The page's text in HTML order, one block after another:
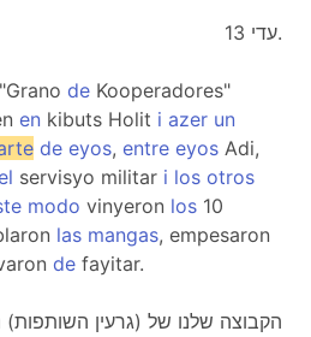
עדי 13.
"Grano de Kooperadores"
en kibuts Holit i azer un
de eyos, entre eyos Adi,
servisyo militar i los otros
modo vinyeron los 10
las mangas, empesaron
de fayitar.
הקבוצה שלנו של (גרעין